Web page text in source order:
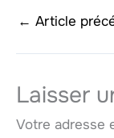
← Article
Laisser
Votre adresse